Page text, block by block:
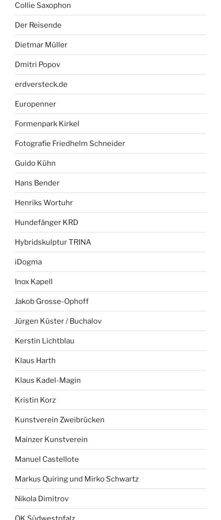
Collie Saxophon
Der Reisende
Dietmar Müller
Dmitri Popov
erdversteck.de
Europenner
Formenpark Kirkel
Fotografie Friedhelm Schneider
Guido Kühn
Hans Bender
Henriks Wortuhr
Hundefänger KRD
Hybridskulptur TRINA
iDogma
Inox Kapell
Jakob Grosse-Ophoff
Jürgen Küster / Buchalov
Kerstin Lichtblau
Klaus Harth
Klaus Kadel-Magin
Kristin Korz
Kunstverein Zweibrücken
Mainzer Kunstverein
Manuel Castellote
Markus Quiring und Mirko Schwartz
Nikola Dimitrov